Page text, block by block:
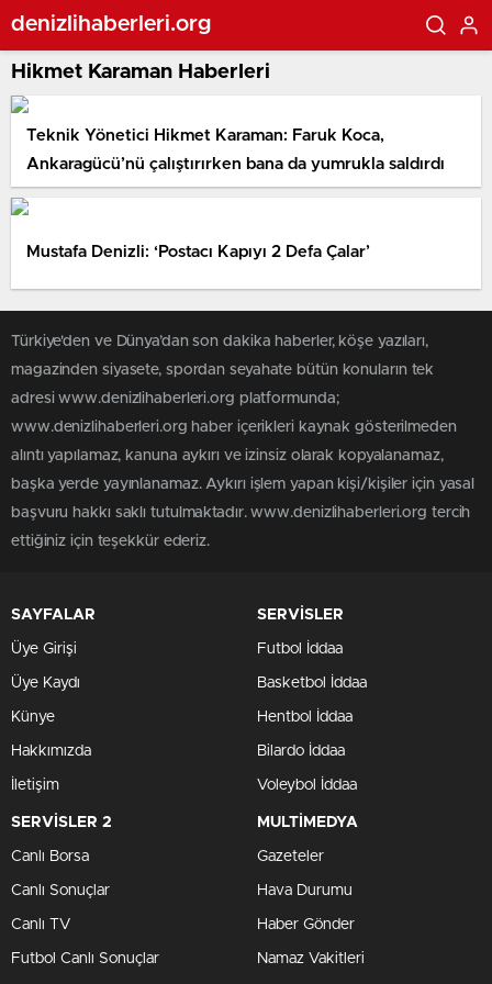
denizlihaberleri.org
Hikmet Karaman Haberleri
Teknik Yönetici Hikmet Karaman: Faruk Koca,
Ankaragücü’nü çalıştırırken bana da yumrukla saldırdı
Mustafa Denizli: ‘Postacı Kapıyı 2 Defa Çalar’
Türkiye'den ve Dünya’dan son dakika haberler, köşe yazıları,
magazinden siyasete, spordan seyahate bütün konuların tek
adresi www.denizlihaberleri.org platformunda;
www.denizlihaberleri.org haber içerikleri kaynak gösterilmeden
alıntı yapılamaz, kanuna aykırı ve izinsiz olarak kopyalanamaz,
başka yerde yayınlanamaz. Aykırı işlem yapan kişi/kişiler için yasal
başvuru hakkı saklı tutulmaktadır. www.denizlihaberleri.org tercih
ettiğiniz için teşekkür ederiz.
SAYFALAR
Üye Girişi
Üye Kaydı
Künye
Hakkımızda
İletişim
SERVİSLER
Futbol İddaa
Basketbol İddaa
Hentbol İddaa
Bilardo İddaa
Voleybol İddaa
SERVİSLER 2
Canlı Borsa
Canlı Sonuçlar
Canlı TV
Futbol Canlı Sonuçlar
MULTİMEDYA
Gazeteler
Hava Durumu
Haber Gönder
Namaz Vakitleri